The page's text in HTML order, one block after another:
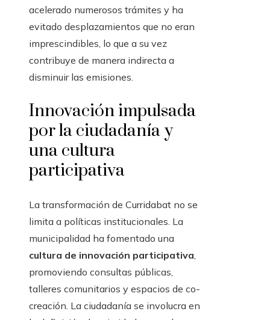
acelerado numerosos trámites y ha
evitado desplazamientos que no eran
imprescindibles, lo que a su vez
contribuye de manera indirecta a
disminuir las emisiones.
Innovación impulsada
por la ciudadanía y
una cultura
participativa
La transformación de Curridabat no se
limita a políticas institucionales. La
municipalidad ha fomentado una
cultura de innovación participativa,
promoviendo consultas públicas,
talleres comunitarios y espacios de co-
creación. La ciudadanía se involucra en